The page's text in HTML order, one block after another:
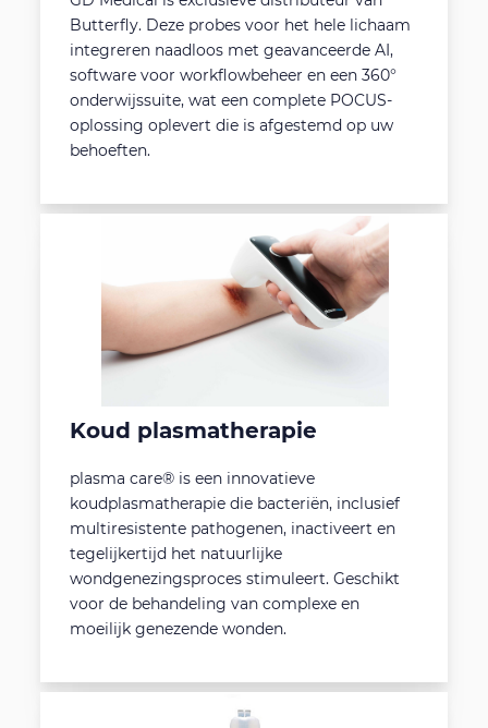
Butterfly. Deze probes voor het hele lichaam
integreren naadloos met geavanceerde AI,
software voor workflowbeheer en een 360°
onderwijssuite, wat een complete POCUS-
oplossing oplevert die is afgestemd op uw
behoeften.
Koud plasmatherapie
plasma care® is een innovatieve
koudplasmatherapie die bacteriën, inclusief
multiresistente pathogenen, inactiveert en
tegelijkertijd het natuurlijke
wondgenezingsproces stimuleert. Geschikt
voor de behandeling van complexe en
moeilijk genezende wonden.